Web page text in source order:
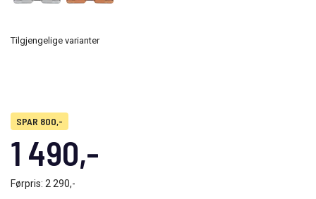
SPAR 800,-
1 490,-
Førpris: 2 290,-
Tilgjengelige varianter